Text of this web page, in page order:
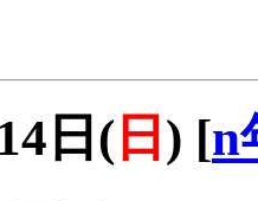
日( 日 ) [n